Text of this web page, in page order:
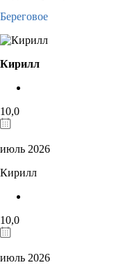
Береговое
Кирилл
10,0
июль 2026
Кирилл
10,0
июль 2026